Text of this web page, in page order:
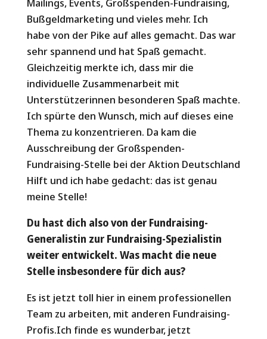
Bußgeldmarketing und vieles mehr. Ich
habe von der Pike auf alles gemacht. Das war
sehr spannend und hat Spaß gemacht.
Gleichzeitig merkte ich, dass mir die
individuelle Zusammenarbeit mit
Unterstützerinnen besonderen Spaß machte.
Ich spürte den Wunsch, mich auf dieses eine
Thema zu konzentrieren. Da kam die
Ausschreibung der Großspenden-
Fundraising-Stelle bei der Aktion Deutschland
Hilft und ich habe gedacht: das ist genau
meine Stelle!
Du hast dich also von der Fundraising-
Generalistin zur Fundraising-Spezialistin
weiter entwickelt. Was macht die neue
Stelle insbesondere für dich aus?
Es ist jetzt toll hier in einem professionellen
Team zu arbeiten, mit anderen Fundraising-
Profis.Ich finde es wunderbar, jetzt